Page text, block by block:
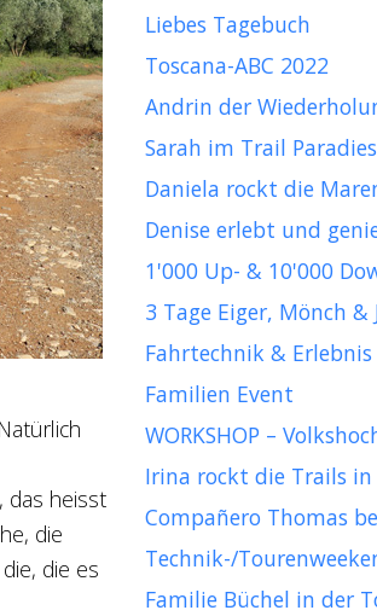
das heisst
die
die es
Liebes Tagebuch
Toscana-ABC 2022
Andrin der
Sarah im Trail
Daniela rockt die
Denise erlebt und
1'000 Up- & 10'000
3 Tage Eiger, Mönch
Fahrtechnik &
Familien Event
WORKSHOP –
Irina rockt die Trails
Compañero Thomas
Technik-/
Familie Büchel in der